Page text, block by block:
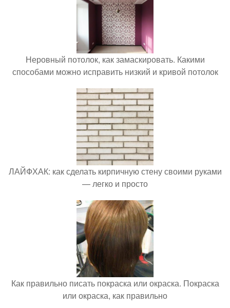
Неровный потолок, как замаскировать. Какими
способами можно исправить низкий и кривой потолок
ЛАЙФХАК: как сделать кирпичную стену своими руками
— легко и просто
Как правильно писать покраска или окраска. Покраска
или окраска, как правильно